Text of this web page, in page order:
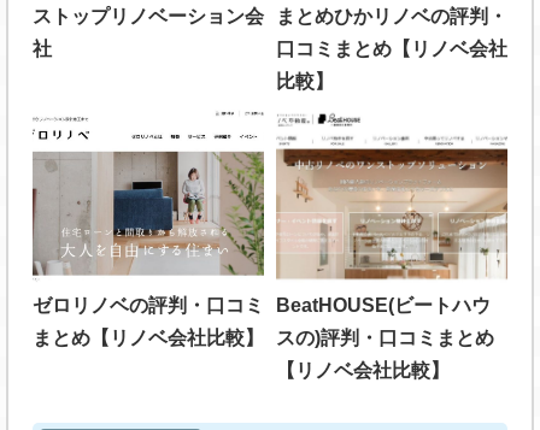
ストップリノベーション会
社
まとめひかリノベの評判・
口コミまとめ【リノベ会社
比較】
ゼロリノベの評判・口コミ
まとめ【リノベ会社比較】
BeatHOUSE(ビートハウ
スの)評判・口コミまとめ
【リノベ会社比較】